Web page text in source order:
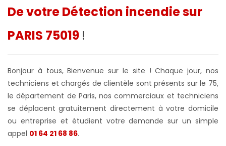
De votre Détection incendie sur
PARIS 75019 !
Bonjour à tous, Bienvenue sur le site ! Chaque jour, nos
techniciens et chargés de clientèle sont présents sur le 75,
le département de Paris, nos commerciaux et techniciens
se déplacent gratuitement directement à votre domicile
ou entreprise et étudient votre demande sur un simple
appel 01 64 21 68 86.